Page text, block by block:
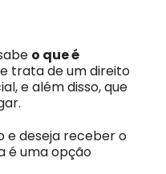
o que é
trata de um direito
e além disso, que
e deseja receber o
é uma opção